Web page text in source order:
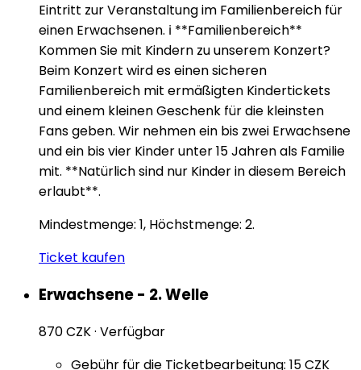
Eintritt zur Veranstaltung im Familienbereich für
einen Erwachsenen. ℹ️ **Familienbereich**
Kommen Sie mit Kindern zu unserem Konzert?
Beim Konzert wird es einen sicheren
Familienbereich mit ermäßigten Kindertickets
und einem kleinen Geschenk für die kleinsten
Fans geben. Wir nehmen ein bis zwei Erwachsene
und ein bis vier Kinder unter 15 Jahren als Familie
mit. **Natürlich sind nur Kinder in diesem Bereich
erlaubt**.
Mindestmenge: 1, Höchstmenge: 2.
Ticket kaufen
Erwachsene - 2. Welle
870 CZK· Verfügbar
Gebühr für die Ticketbearbeitung: 15 CZK